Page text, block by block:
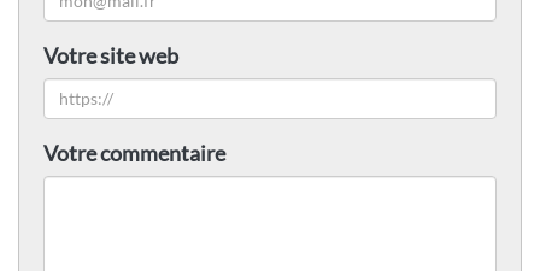
Votre site web
Votre commentaire